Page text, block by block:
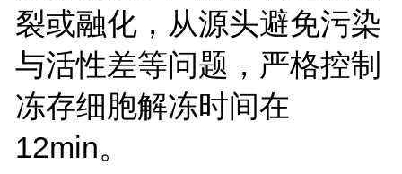
裂或融化，从源头避免污染
与活性差等问题，严格控制
冻存细胞解冻时间在
12min。